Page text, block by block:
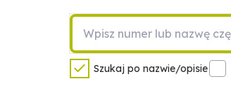
Szukaj po nazwie/opisie